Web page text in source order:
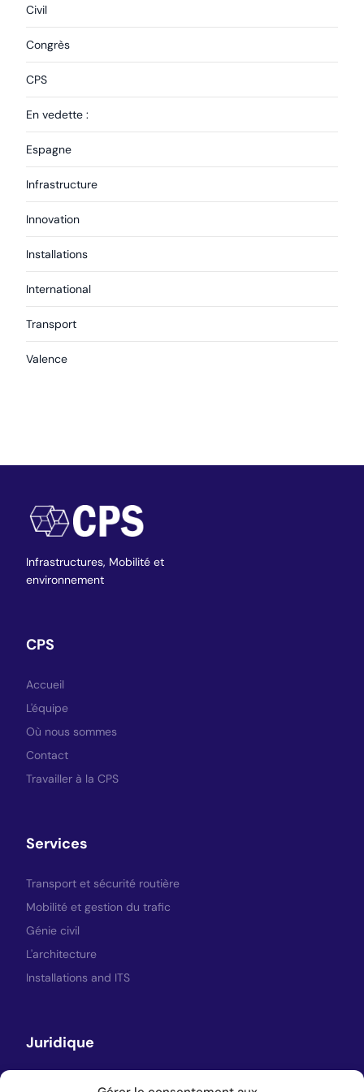
Civil
Congrès
CPS
En vedette :
Espagne
Infrastructure
Innovation
Installations
International
Transport
Valence
Infrastructures, Mobilité et
environnement
CPS
Accueil
L'équipe
Où nous sommes
Contact
Travailler à la CPS
Services
Transport et sécurité routière
Mobilité et gestion du trafic
Génie civil
L'architecture
Installations and ITS
Juridique